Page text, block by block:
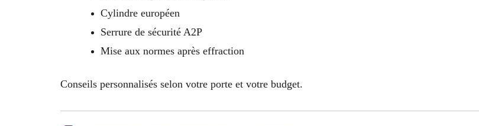
Cylindre européen
Serrure de sécurité A2P
Mise aux normes après effraction
Conseils personnalisés selon votre porte et votre budget.